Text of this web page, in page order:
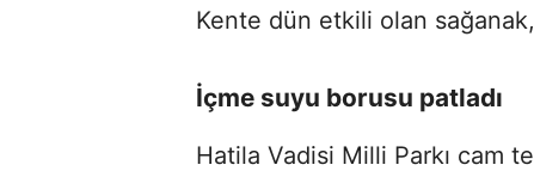
Kente dün etkili olan
İçme suyu borusu patladı
Hatila Vadisi Milli Parkı cam